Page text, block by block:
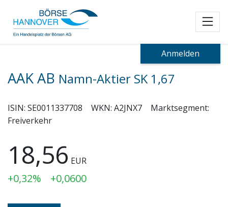
Anmelden
AAK AB Namn-Aktier SK 1,67
ISIN: SE0011337708 WKN: A2JNX7
Marktsegment:
Freiverkehr
18,56 EUR
+0,32% +0,0600